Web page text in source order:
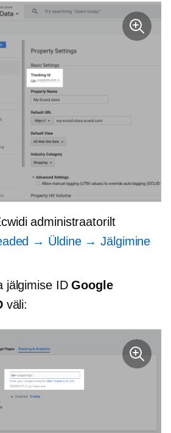
administraatorilt
→ Üldine → Jälgimine
jälgimise IDGoogle
väli: